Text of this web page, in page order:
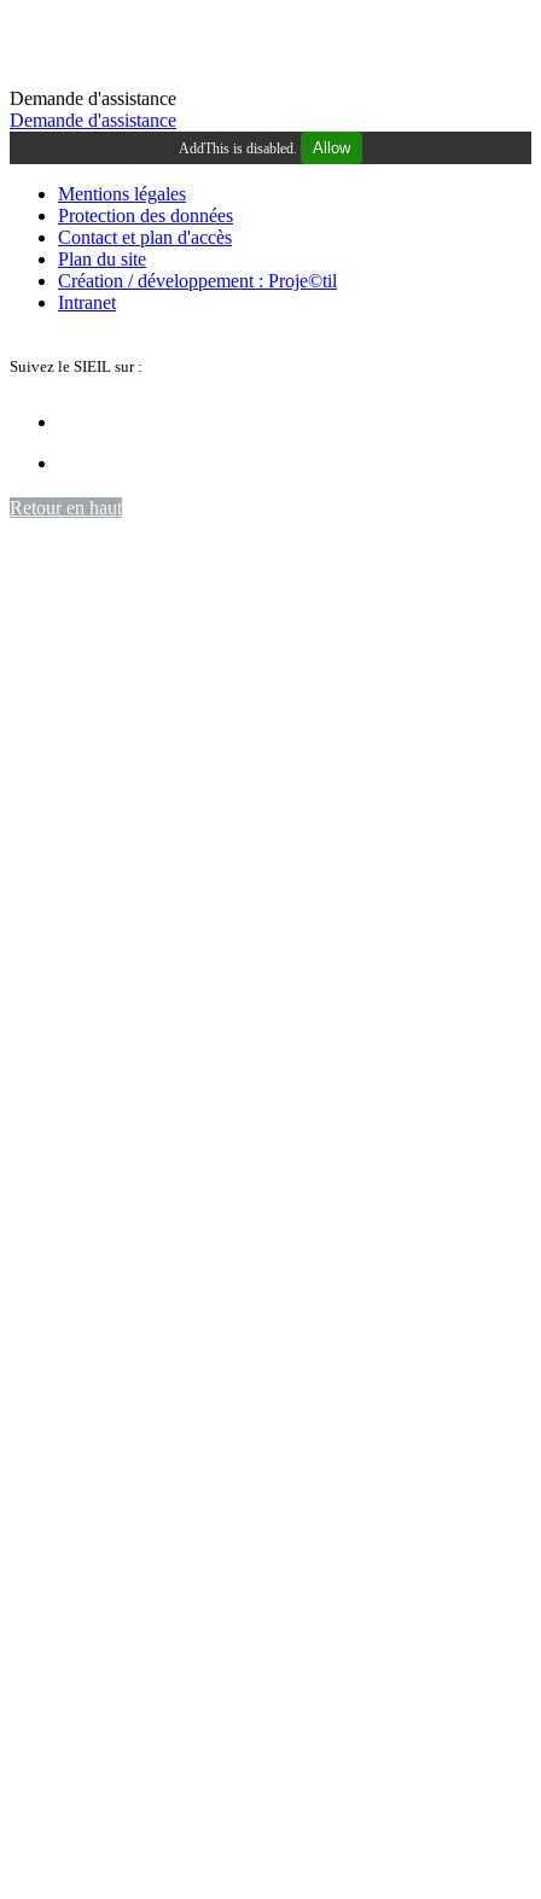
Demande d'assistance
Demande d'assistance
AddThis is disabled. Allow
Mentions légales
Protection des données
Contact et plan d'accès
Plan du site
Création / développement : Proje©til
Intranet
Suivez le SIEIL sur :
Retour en haut